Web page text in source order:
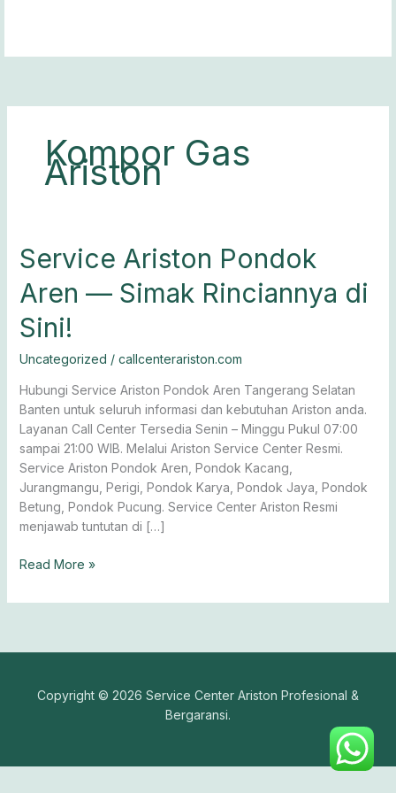
Kompor Gas
Ariston
Service Ariston Pondok
Aren — Simak Rinciannya di
Sini!
Uncategorized / callcenterariston.com
Hubungi Service Ariston Pondok Aren Tangerang Selatan
Banten untuk seluruh informasi dan kebutuhan Ariston anda.
Layanan Call Center Tersedia Senin – Minggu Pukul 07:00
sampai 21:00 WIB. Melalui Ariston Service Center Resmi.
Service Ariston Pondok Aren, Pondok Kacang,
Jurangmangu, Perigi, Pondok Karya, Pondok Jaya, Pondok
Betung, Pondok Pucung. Service Center Ariston Resmi
menjawab tuntutan di […]
Service
Ariston
Pondok
— Simak
di
Sini!
Read More »
Copyright © 2026 Service Center Ariston Profesional &
Bergaransi.